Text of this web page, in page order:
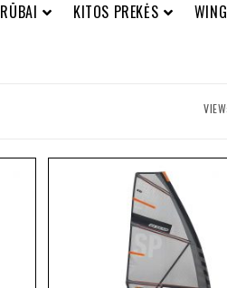
RŪBAI KITOS PREKĖS
VIEW: